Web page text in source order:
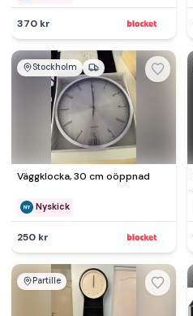
370 kr
Stockholm
Väggklocka, 30 cm oöppnad
Nyskick
250 kr
Partille